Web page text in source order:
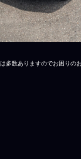
多数ありますのでお困りの